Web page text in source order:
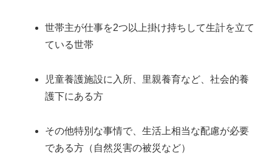
世帯主が仕事を2つ以上掛け持ちして生計を立て
ている世帯
児童養護施設に入所、里親養育など、社会的養
護下にある方
その他特別な事情で、生活上相当な配慮が必要
である方（自然災害の被災など）